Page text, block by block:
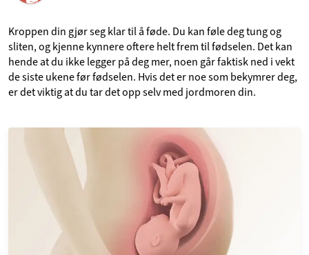
Kroppen din gjør seg klar til å føde. Du kan føle deg tung og
sliten, og kjenne kynnere oftere helt frem til fødselen. Det kan
hende at du ikke legger på deg mer, noen går faktisk ned i vekt
de siste ukene før fødselen. Hvis det er noe som bekymrer deg,
er det viktig at du tar det opp selv med jordmoren din.